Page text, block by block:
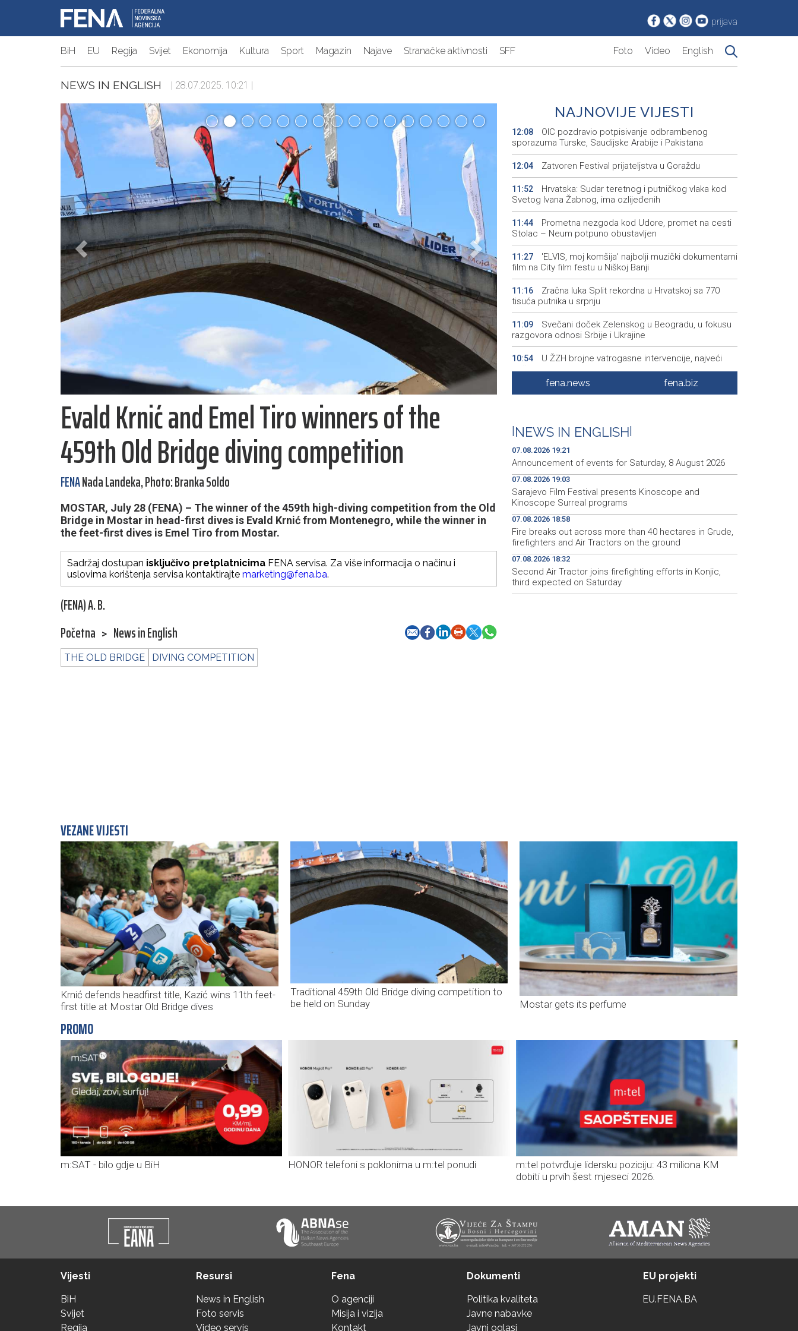
prijava
BiH EU Regija Svijet Ekonomija Kultura Sport Magazin Najave Stranačke aktivnosti SFF Foto Video English
NEWS IN ENGLISH | 28.07.2025. 10:21 |
Evald Krnić and Emel Tiro winners of the
459th Old Bridge diving competition
FENANada Landeka, Photo: Branka Soldo
MOSTAR, July 28 (FENA) – The winner of the 459th high-diving competition from the Old
Bridge in Mostar in head-first dives is Evald Krnić from Montenegro, while the winner in
the feet-first dives is Emel Tiro from Mostar.
Sadržaj dostupan isključivo pretplatnicima FENA servisa. Za više informacija o načinu i
uslovima korištenja servisa kontaktirajte marketing@fena.ba.
(FENA) A. B.
Početna > News in English
THE OLD BRIDGE DIVING COMPETITION
NAJNOVIJE VIJESTI
12:08
OIC pozdravio potpisivanje odbrambenog
sporazuma Turske, Saudijske Arabije i Pakistana
12:04 Zatvoren Festival prijateljstva u Goraždu
11:52
Hrvatska: Sudar teretnog i putničkog vlaka kod
Svetog Ivana Žabnog, ima ozlijeđenih
11:44
Prometna nezgoda kod Udore, promet na cesti
Stolac – Neum potpuno obustavljen
11:27
'ELVIS, moj komšija' najbolji muzički dokumentarni
film na City film festu u Niškoj Banji
11:16
Zračna luka Split rekordna u Hrvatskoj sa 770
tisuća putnika u srpnju
11:09
Svečani doček Zelenskog u Beogradu, u fokusu
razgovora odnosi Srbije i Ukrajine
10:54
U ŽZH brojne vatrogasne intervencije, najveći
požar u Kongori
Karić: 'Jedite svoju vodu', unos vode kroz hranu
10:08
Obustavljen saobraćaj na magistralnoj cesti
Stolac-Neum, kod mjesta Udora, zbog nezgode
fena.news fena.biz
NEWS IN ENGLISH
07.08.2026 19:21
Announcement of events for Saturday, 8 August 2026
07.08.2026 19:03
Sarajevo Film Festival presents Kinoscope and
Kinoscope Surreal programs
07.08.2026 18:58
Fire breaks out across more than 40 hectares in Grude,
firefighters and Air Tractors on the ground
07.08.2026 18:32
Second Air Tractor joins firefighting efforts in Konjic,
third expected on Saturday
VEZANE VIJESTI
Krnić defends headfirst title, Kazić wins 11th feet-
first title at Mostar Old Bridge dives
Traditional 459th Old Bridge diving competition to
be held on Sunday
Mostar gets its perfume
PROMO
m:SAT - bilo gdje u BiH HONOR telefoni s poklonima u m:tel ponudi
m:tel potvrđuje lidersku poziciju: 43 miliona KM
dobiti u prvih šest mjeseci 2026.
Vijesti
BiH
Svijet
Regija
Resursi
News in English
Foto servis
Video servis
Fena
O agenciji
Misija i vizija
Kontakt
Dokumenti
Politika kvaliteta
Javne nabavke
Javni oglasi
EU projekti
EU.FENA.BA